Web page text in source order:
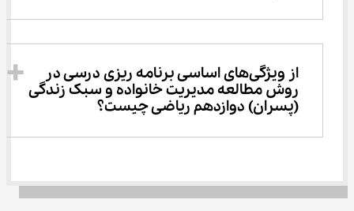
از ویژگی‌های اساسی برنامه ریزی درسی در
روش مطالعه مدیریت خانواده و سبک زندگی
(پسران) دوازدهم ریاضی چیست؟